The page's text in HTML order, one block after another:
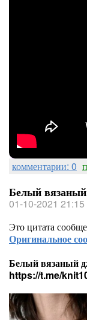
комментарии: 0
Белый вязаный
01-10-2021 21:15
Это цитата
Оригинальное
Белый вязаный
https://t.me/